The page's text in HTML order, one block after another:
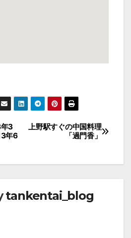
上野駅すぐの中国料理
「過門香」
3
年6
tankentai_blog